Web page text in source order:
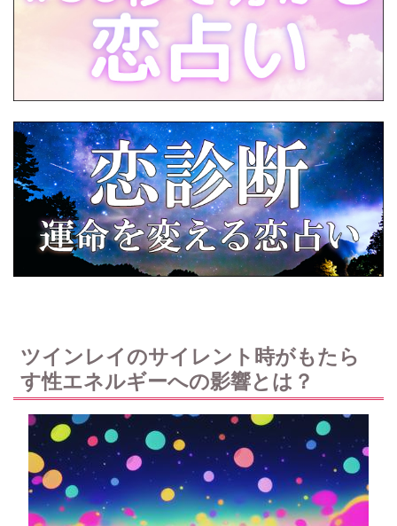
ツインレイのサイレント時がもたら
す性エネルギーへの影響とは？